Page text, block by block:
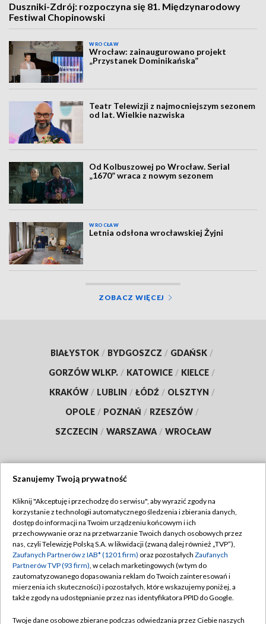
Duszniki-Zdrój: rozpoczyna się 81. Międzynarodowy
Festiwal Chopinowski
WROCŁAW
Wrocław: zainaugurowano projekt
„Przystanek Dominikańska”
Teatr Telewizji z najmocniejszym sezonem
od lat. Wielkie nazwiska
Od Kolbuszowej po Wrocław. Serial
„1670” wraca z nowym sezonem
WROCŁAW
Letnia odsłona wrocławskiej Żyjni
ZOBACZ WIĘCEJ
BIAŁYSTOK / BYDGOSZCZ / GDAŃSK /
GORZÓW WLKP. / KATOWICE / KIELCE /
KRAKÓW / LUBLIN / ŁÓDŹ / OLSZTYN /
OPOLE / POZNAŃ / RZESZÓW /
SZCZECIN / WARSZAWA / WROCŁAW
TVP
Abonament TVP
Emisja w TVP
Centrum informacji TVP
Naziemna Telewizja Cyfrowa
Regulamin TVP
Polityka prywatności
Moje zgody
Pomoc
Szanujemy Twoją prywatność
Kliknij "Akceptuję i przechodzę do serwisu", aby wyrazić zgody na
korzystanie z technologii automatycznego śledzenia i zbierania danych,
dostęp do informacji na Twoim urządzeniu końcowym i ich
przechowywanie oraz na przetwarzanie Twoich danych osobowych przez
nas, czyli Telewizję Polską S.A. w likwidacji (zwaną dalej również „TVP”),
Zaufanych Partnerów z IAB* (1201 firm) oraz pozostałych Zaufanych
Partnerów TVP (93 firm), w celach marketingowych (w tym do
zautomatyzowanego dopasowania reklam do Twoich zainteresowań i
mierzenia ich skuteczności) i pozostałych, które wskazujemy poniżej, a
także zgody na udostępnianie przez nas identyfikatora PPID do Google.
Twoje dane osobowe zbierane podczas odwiedzania przez Ciebie naszych